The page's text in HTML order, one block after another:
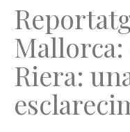
Riera: